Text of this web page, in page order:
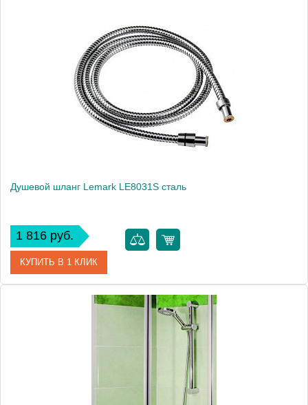
Душевой шланг Lemark LE8031S сталь
1 816 руб.
КУПИТЬ В 1 КЛИК